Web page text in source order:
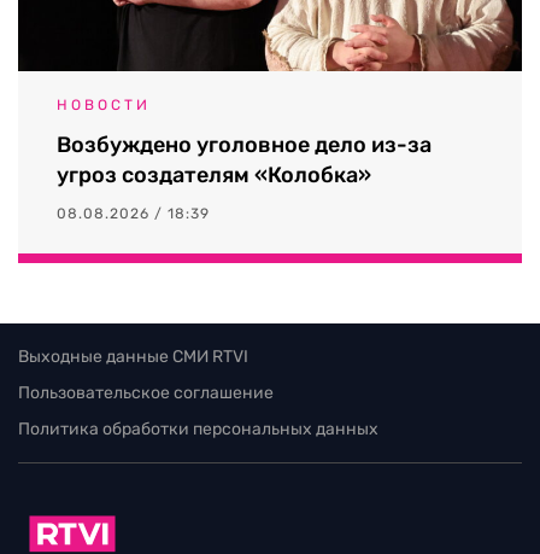
НОВОСТИ
Возбуждено уголовное дело из-за
угроз создателям «Колобка»
08.08.2026 / 18:39
Выходные данные СМИ RTVI
Пользовательское соглашение
Политика обработки персональных данных